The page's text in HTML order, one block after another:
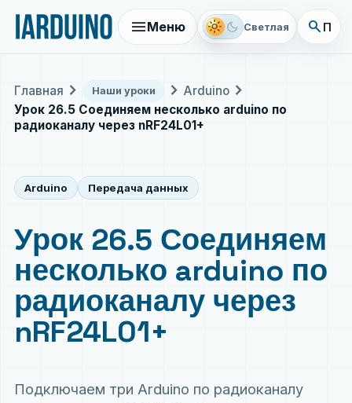
menuМеню light_mode dark_mode Светлая search
Главная chevron_right Наши уроки chevron_right Arduino chevron_right
Урок 26.5 Соединяем несколько arduino по
радиоканалу через nRF24L01+
Arduino Передача данных
Урок 26.5 Соединяем
несколько arduino по
радиоканалу через
nRF24L01+
Подключаем три Arduino по радиоканалу